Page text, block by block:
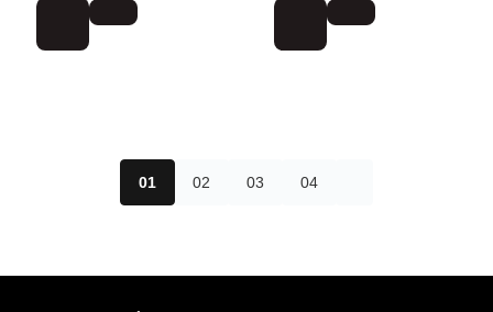
01 02 03 04